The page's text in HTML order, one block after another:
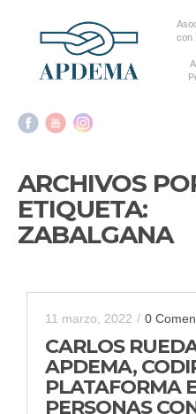
con
ARCHIVOS
ETIQUETA:
ZABALGANA
11 marzo, 2022 / 0
CARLOS
APDEMA,
PLATAFORMA
PERSONAS